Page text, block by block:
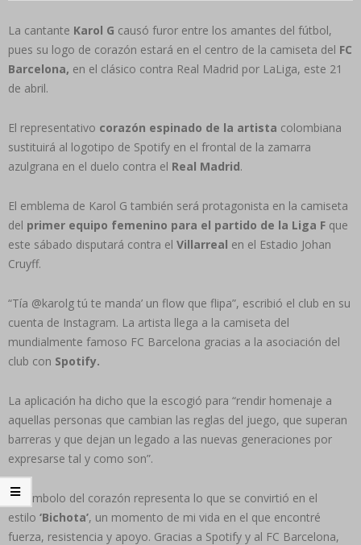
La cantante Karol G causó furor entre los amantes del fútbol,
pues su logo de corazón estará en el centro de la camiseta del FC
Barcelona, en el clásico contra Real Madrid por LaLiga, este 21
de abril.
El representativo corazón espinado de la artista colombiana
sustituirá al logotipo de Spotify en el frontal de la zamarra
azulgrana en el duelo contra el Real Madrid.
El emblema de Karol G también será protagonista en la camiseta
del primer equipo femenino para el partido de la Liga F que
este sábado disputará contra el Villarreal en el Estadio Johan
Cruyff.
“Tía @karolg tú te manda’ un flow que flipa”, escribió el club en su
cuenta de Instagram. La artista llega a la camiseta del
mundialmente famoso FC Barcelona gracias a la asociación del
club con Spotify.
La aplicación ha dicho que la escogió para “rendir homenaje a
aquellas personas que cambian las reglas del juego, que superan
barreras y que dejan un legado a las nuevas generaciones por
expresarse tal y como son”.
“El símbolo del corazón representa lo que se convirtió en el
estilo ‘Bichota’, un momento de mi vida en el que encontré
fuerza, resistencia y apoyo. Gracias a Spotify y al FC Barcelona,